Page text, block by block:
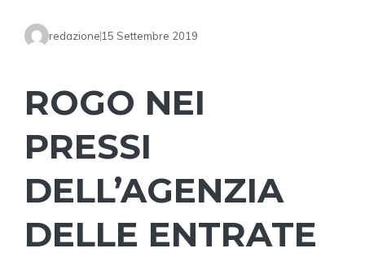
redazione 15 Settembre 2019
ROGO NEI
PRESSI
DELL’AGENZIA
DELLE ENTRATE